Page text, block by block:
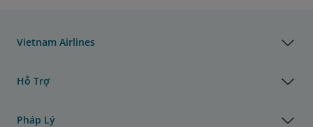
Vietnam Airlines
Hỗ Trợ
Pháp Lý